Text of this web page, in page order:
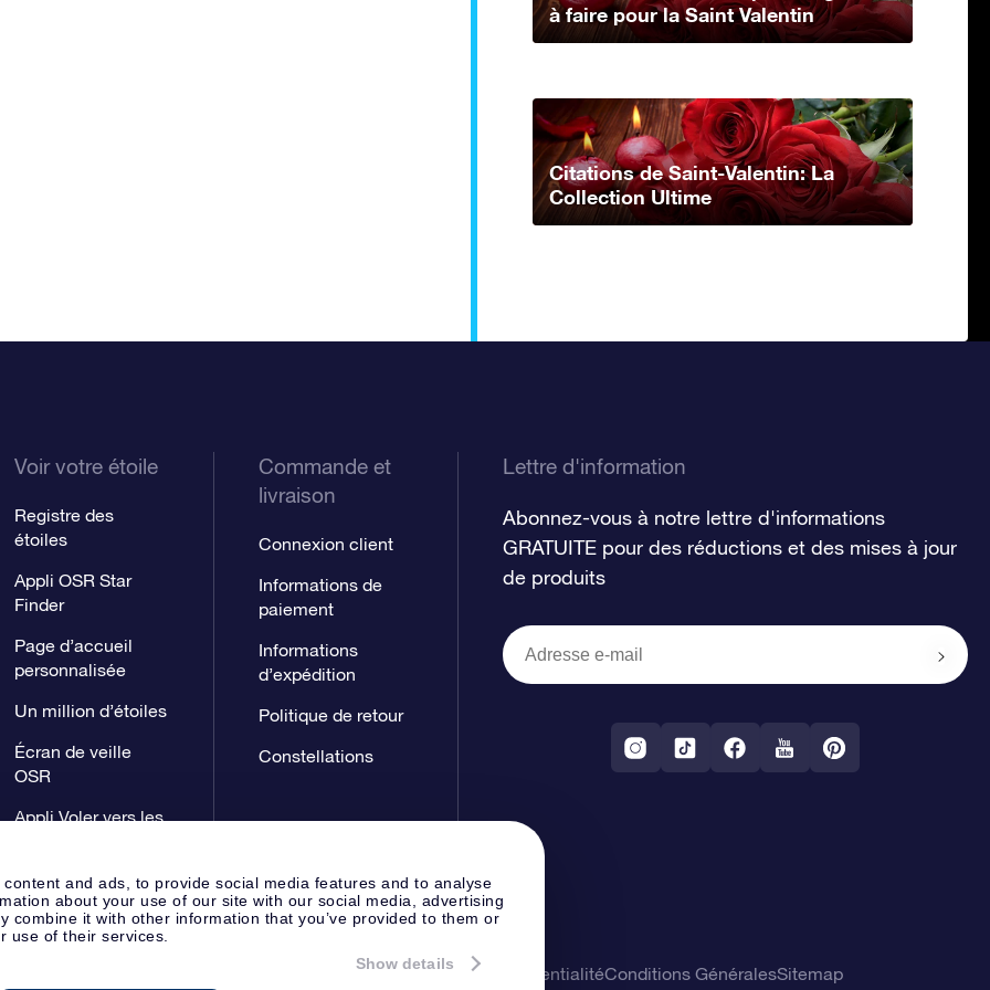
and ads, to provide social media features and to analyse
about your use of our site with our social media, advertising
combine it with other information that you’ve provided to them or
use of their services.
Show details
à faire pour la Saint Valentin
Citations de Saint-Valentin: La
Collection Ultime
Voir votre étoile
Registre des
étoiles
Appli OSR Star
Finder
Page d’accueil
personnalisée
Un million d’étoiles
Écran de veille
OSR
Appli Voler vers les
Commande et
livraison
Connexion client
Informations de
paiement
Informations
d’expédition
Politique de retour
Constellations
Lettre d'information
Abonnez-vous à notre lettre d'informations
GRATUITE pour des réductions et des mises à jour
de produits
Page de presseDéclaration de confidentialitéConditions GénéralesSitemap